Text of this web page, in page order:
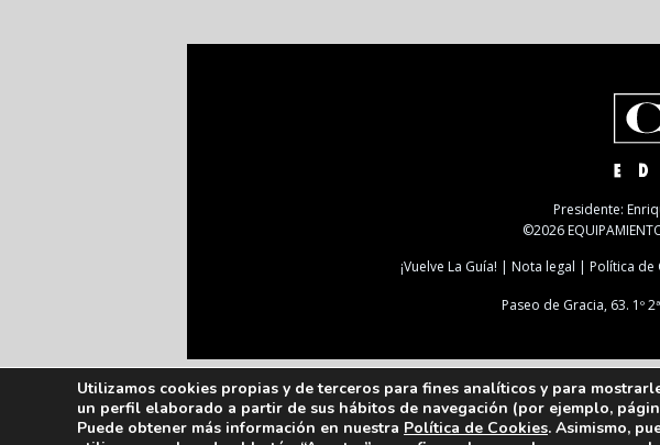
Presidente:
©2026
¡Vuelve La Guía!
Nota legal Política de
Paseo de Gracia, 63. 1º
Utilizamos cookies propias y de terceros para fines analíticos y para
un perfil elaborado a partir de sus hábitos de navegación (por ejemplo,
Puede obtener más información en nuestra Política de Cookies. Asimismo,